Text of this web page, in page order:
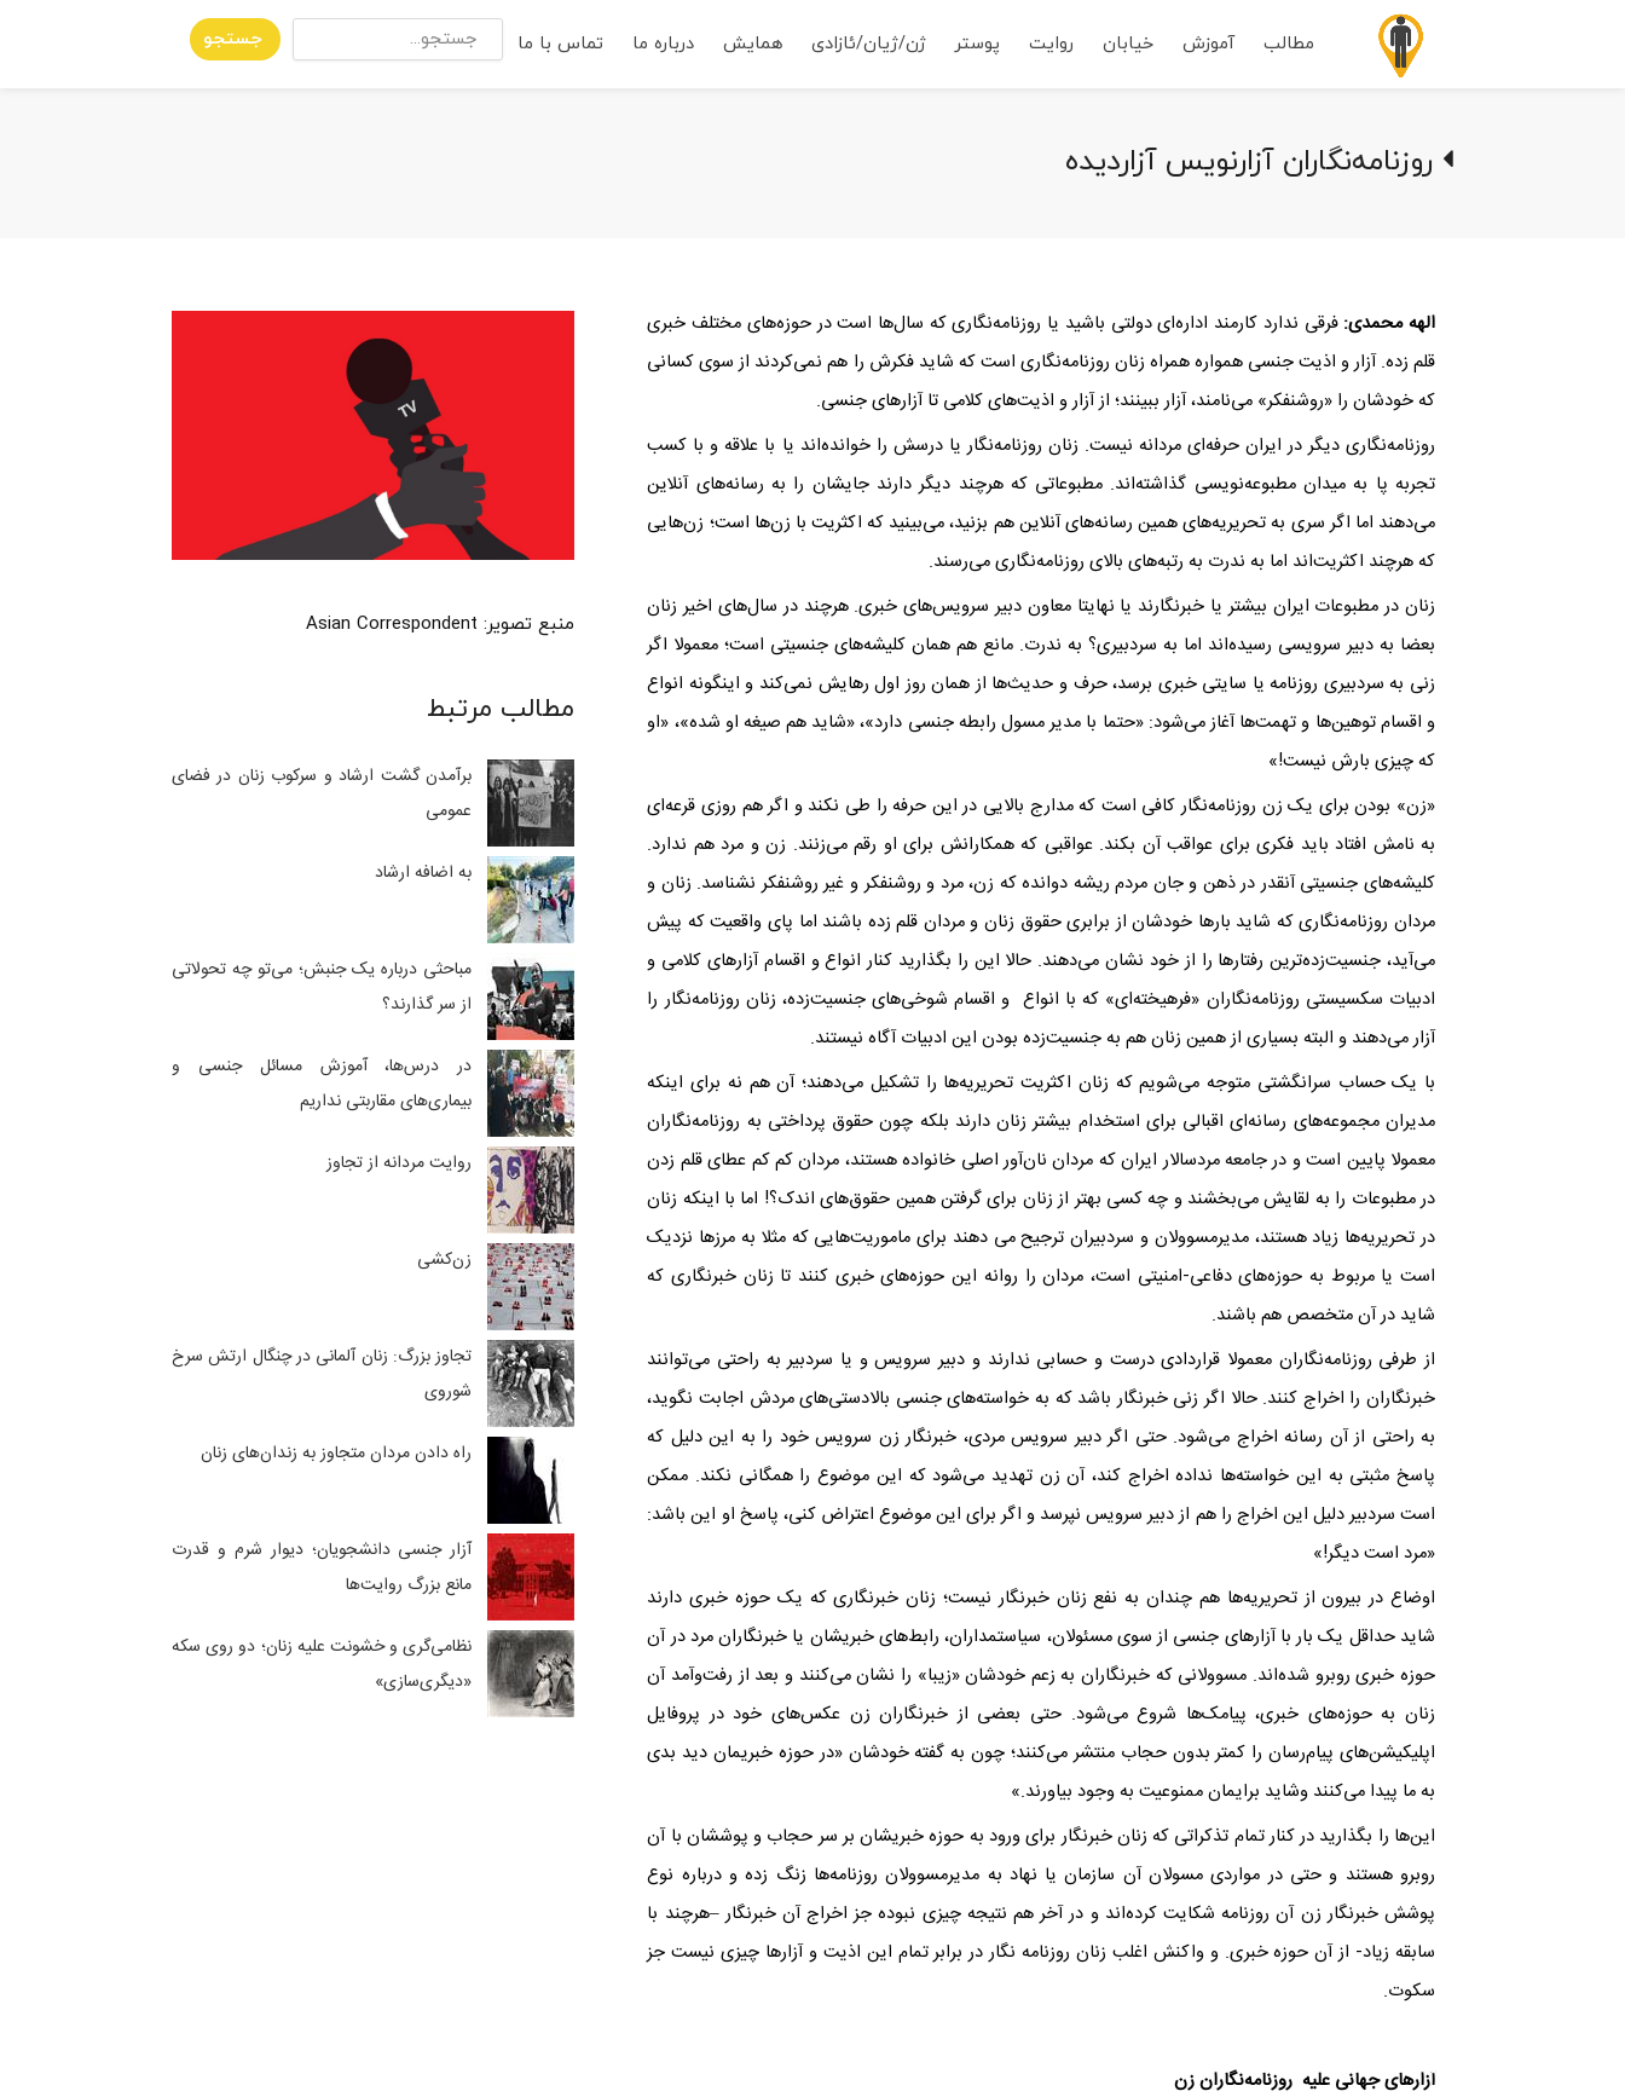
مطالب آموزش خیابان روایت پوستر ژن/ژیان/ئازادی همایش درباره ما تماس با ما جستجو
روزنامه‌نگاران آزارنویس ‌آزاردیده
الهه محمدی: فرقی ندارد کارمند اداره‌ای دولتی باشید یا روزنامه‌نگاری که سال‌ها است در حوزه‌های مختلف خبری
قلم زده‌. آزار و اذیت جنسی همواره همراه زنان روزنامه‌نگاری است که شاید فکرش را هم نمی‌کردند از سوی کسانی
که خودشان را «روشنفکر» می‌نامند، آزار ببینند؛‌ از آزار و اذیت‌های کلامی تا آزارهای جنسی.
روزنامه‌نگاری دیگر در ایران حرفه‌ای مردانه نیست. زنان روزنامه‌‌نگار یا درسش را خوانده‌اند یا با علاقه و با کسب
تجربه پا به میدان مطبوعه‌نویسی گذاشته‌اند. مطبوعاتی که هرچند دیگر دارند جایشان را به رسانه‌های آنلاین
می‌دهند اما اگر سری به تحریریه‌های همین رسانه‌های آنلاین هم بزنید، می‌بینید که اکثریت با زن‌ها است؛ زن‌هایی
که هرچند اکثریت‌اند اما به ندرت به رتبه‌های بالای روزنامه‌نگاری می‌رسند.
زنان در مطبوعات ایران بیشتر یا خبرنگارند یا نهایتا معاون دبیر سرویس‌های خبری. هرچند در سال‌های اخیر زنان
بعضا به دبیر سرویسی رسیده‌اند اما به سردبیری؟ به ندرت. مانع هم همان کلیشه‌های جنسیتی است؛ معمولا اگر
زنی به سردبیری روزنامه یا سایتی خبری برسد، حرف و حدیث‌ها از همان روز اول رهایش نمی‌کند و اینگونه انواع
و اقسام توهین‌ها و تهمت‌ها آغاز می‌شود: «حتما با مدیر مسول رابطه جنسی دارد»، «شاید هم صیغه او شده»، «او
که چیزی بارش نیست!»
«زن» بودن برای یک زن روزنامه‌نگار کافی است که مدارج بالایی در این حرفه را طی نکند و اگر هم روزی قرعه‌ای
به نامش افتاد باید فکری برای عواقب آن بکند. عواقبی که همکارانش برای او رقم می‌زنند. زن و مرد هم ندارد.
کلیشه‌های جنسیتی آنقدر در ذهن و جان مردم ریشه دوانده که زن، مرد و روشنفکر و غیر روشنفکر نشناسد. زنان و
مردان روزنامه‌نگاری که شاید بارها خودشان از برابری حقوق زنان و مردان قلم زده باشند اما پای واقعیت که پیش
می‌آید، جنسیت‌زده‌ترین رفتارها را از خود نشان می‌دهند. حالا این را بگذارید کنار انواع و اقسام آزارهای کلامی و
ادبیات سکسیستی روزنامه‌نگاران «فرهیخته‌ای» که با انواع و اقسام شوخی‌های جنسیت‌زده، زنان روزنامه‌نگار را
آزار می‌دهند و البته بسیاری از همین زنان هم به جنسیت‌زده بودن این ادبیات آگاه نیستند.
با یک حساب سرانگشتی متوجه می‌شویم که زنان اکثریت تحریریه‌ها را تشکیل می‌دهند؛ آن هم نه برای اینکه
مدیران مجموعه‌های رسانه‌ای اقبالی برای استخدام بیشتر زنان دارند بلکه چون حقوق‌ پرداختی به روزنامه‌نگاران
معمولا پایین است و در جامعه مردسالار ایران که مردان نان‌آور اصلی خانواده هستند، مردان کم کم عطای قلم زدن
در مطبوعات را به لقایش می‌بخشند و چه کسی بهتر از زنان برای گرفتن همین حقوق‌های اندک؟! اما با اینکه زنان
در تحریریه‌ها زیاد هستند، مدیرمسوولان و سردبیران ترجیح می دهند برای ماموریت‌هایی که مثلا به مرزها نزدیک
است یا مربوط به حوزه‌های دفاعی-امنیتی است، مردان را روانه این حوزه‌های خبری کنند تا زنان خبرنگاری که
شاید در آن متخصص هم باشند.
از طرفی روزنامه‌نگاران معمولا قراردادی درست و حسابی ندارند و دبیر سرویس و یا سردبیر به راحتی می‌توانند
خبرنگاران را اخراج کنند. حالا اگر زنی خبرنگار باشد که به خواسته‌های جنسی بالادستی‌های مردش اجابت نگوید،
به راحتی از آن رسانه اخراج می‌شود. حتی اگر دبیر سرویس مردی، خبرنگار زن سرویس خود را به این دلیل که
پاسخ مثبتی به این خواسته‌ها نداده اخراج کند، آن زن تهدید می‌شود که این موضوع را همگانی نکند. ممکن
است سردبیر دلیل این اخراج را هم از دبیر سرویس نپرسد و اگر برای این موضوع اعتراض کنی، پاسخ او این باشد:
‌«مرد است دیگر!»
اوضاع در بیرون از تحریریه‌ها هم چندان به نفع زنان خبرنگار نیست؛ زنان خبرنگاری که یک حوزه خبری دارند
شاید حداقل یک بار با آزارهای جنسی از سوی مسئولان، سیاستمداران، رابط‌های خبریشان یا خبرنگاران مرد در آن
حوزه خبری روبرو شده‌اند. مسوولانی که خبرنگاران به زعم خودشان «زیبا» را نشان می‌کنند و بعد از رفت‌وآمد آن
زنان به حوزه‌های خبری، پیامک‌ها شروع می‌شود. حتی بعضی از خبرنگاران زن عکس‌های خود در پروفایل
اپلیکیشن‌های پیام‌رسان را کمتر بدون حجاب منتشر می‌کنند؛ چون به گفته خودشان «در حوزه‌ خبریمان دید بدی
به ما پیدا می‌کنند وشاید برایمان ممنوعیت به وجود بیاورند.»
این‌ها را بگذارید در کنار تمام تذکراتی که زنان خبرنگار برای ورود به حوزه خبریشان بر سر حجاب و پوششان با آن
روبرو هستند و حتی در مواردی مسولان آن سازمان یا نهاد به مدیرمسوولان روزنامه‌ها زنگ زده و درباره نوع
پوشش خبرنگار زن آن روزنامه شکایت کرده‌اند و در آخر هم نتیجه چیزی نبوده جز اخراج آن خبرنگار –هرچند با
سابقه زیاد- از آن حوزه خبری. و واکنش اغلب زنان روزنامه نگار در برابر تمام این اذیت و آزارها چیزی نیست جز
سکوت.
آزارهای جهانی علیه روزنامه‌نگاران زن
منبع تصویر: Asian Correspondent
مطالب مرتبط
برآمدن گشت ارشاد و سرکوب زنان در فضای
عمومی
به اضافه ارشاد
مباحثی درباره‌ یک جنبش؛ می‌تو چه تحولاتی
از سر گذارند؟
در درس‌ها، آموزش مسائل جنسی و
بیماری‌های مقاربتی نداریم
روایت مردانه از تجاوز
زن‌کشی
تجاوز بزرگ: زنان آلمانی در چنگال ارتش سرخ
شوروی
راه دادن مردان متجاوز به زندان‌های زنان
آزار جنسی دانشجویان؛ دیوار شرم و قدرت
مانع بزرگ روایت‌ها
نظامی‌گری و خشونت علیه زنان؛ دو روی سکه
«دیگری‌سازی»